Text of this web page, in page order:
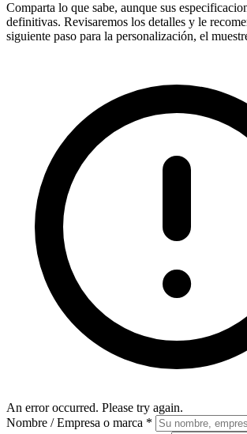
Comparta lo que sabe, aunque sus
definitivas. Revisaremos los detalles y le
siguiente paso para la personalización, el
An error occurred. Please try again.
Nombre / Empresa o marca *